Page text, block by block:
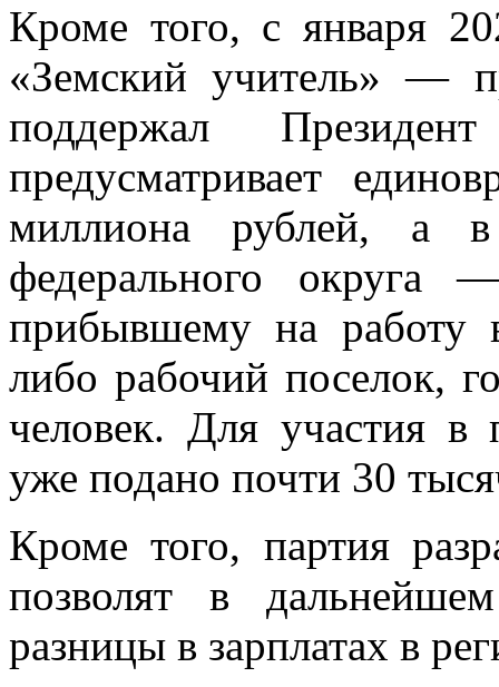
Кроме того, с января
«Земский учитель» —
поддержал
предусматривает
миллиона рублей, а в
федерального
прибывшему на работу
либо рабочий поселок,
человек. Для участия в
уже подано почти 30
Кроме того, партия
позволят в
разницы в зарплатах в